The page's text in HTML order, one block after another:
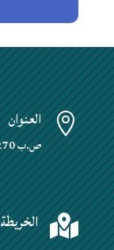
 العنوان
ص.ب 270 طريق الصومعة البليدة
 الخريطة